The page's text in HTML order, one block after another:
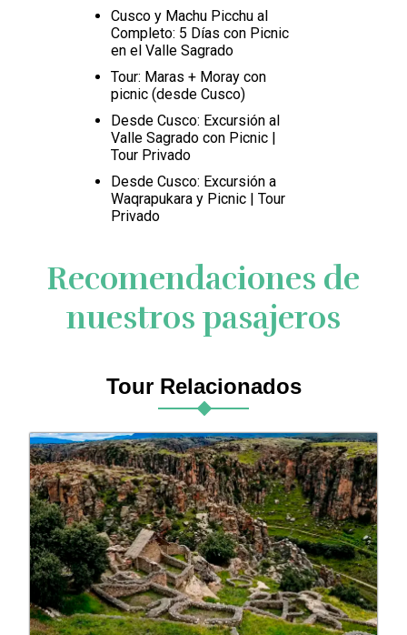
Cusco y Machu Picchu al
Completo: 5 Días con Picnic
en el Valle Sagrado
Tour: Maras + Moray con
picnic (desde Cusco)
Desde Cusco: Excursión al
Valle Sagrado con Picnic |
Tour Privado
Desde Cusco: Excursión a
Waqrapukara y Picnic | Tour
Privado
Recomendaciones de
nuestros pasajeros
Tour Relacionados